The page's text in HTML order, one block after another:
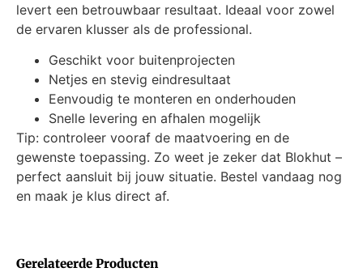
Gerelateerde Producten
levert een betrouwbaar resultaat. Ideaal voor zowel
de ervaren klusser als de professional.
Geschikt voor buitenprojecten
Netjes en stevig eindresultaat
Eenvoudig te monteren en onderhouden
Snelle levering en afhalen mogelijk
Tip: controleer vooraf de maatvoering en de
gewenste toepassing. Zo weet je zeker dat Blokhut –
perfect aansluit bij jouw situatie. Bestel vandaag nog
en maak je klus direct af.